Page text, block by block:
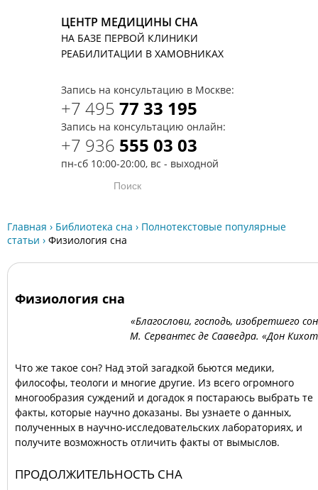
ЦЕНТР МЕДИЦИНЫ СНА
НА БАЗЕ ПЕРВОЙ КЛИНИКИ
РЕАБИЛИТАЦИИ В ХАМОВНИКАХ
Запись на консультацию в Москве:
+7 495 77 33 195
Запись на консультацию онлайн:
+7 936 555 03 03
пн-сб 10:00-20:00, вс - выходной
Главная › Библиотека сна › Полнотекстовые популярные
статьи › Физиология сна
Физиология сна
«Благослови, господь, изобретшего
М. Сервантес де Сааведра. «Дон
Что же такое сон? Над этой загадкой бьются медики,
философы, теологи и многие другие. Из всего огромного
многообразия суждений и догадок я постараюсь выбрать те
факты, которые научно доказаны. Вы узнаете о данных,
полученных в научно-исследовательских лабораториях, и
получите возможность отличить факты от вымыслов.
ПРОДОЛЖИТЕЛЬНОСТЬ СНА